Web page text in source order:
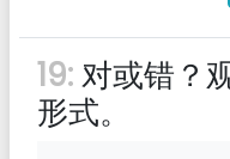
19:对或错？
形式。